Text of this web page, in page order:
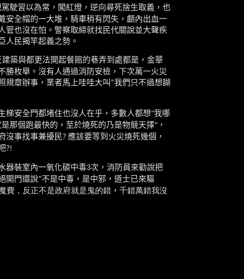
駛習以為常，闖紅燈，逆向尋死捨生取義，也
安全帽的一大堆，騎車稍有閃失，顱內出血一
管也沒在怕。警察取締就找民代關說並大聲疾
人民揭竿起義之勢。
建築與都更法開起餐館的巷弄到處都是，金華
勝枚舉。沒有人通過消防安檢，下次萬一火災
規章辦事，業者馬上哇哇大叫 ”我們只不過想餬
梯安全門都堵住也沒人在乎，多數人都想"我哪
那個跑最快的，至於燒死的乃是物競天擇" ，
沒事找事兼擾民? 應該要等到火災燒死幾個，
?!
器裝室內一氧化碳中毒3次，消防員來勸說把
開門還說”不是中毒，是中邪，道士已來驅
費，反正不是政府就是鬼的錯 ， 千錯萬錯我沒